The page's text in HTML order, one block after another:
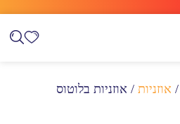
/ אוזניות / אוזניות בלוטוס